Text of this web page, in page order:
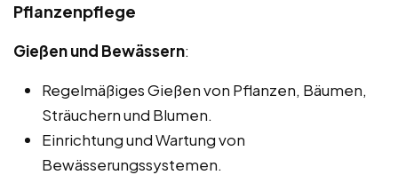
Pflanzenpflege
Gießen und Bewässern:
Regelmäßiges Gießen von Pflanzen, Bäumen,
Sträuchern und Blumen.
Einrichtung und Wartung von
Bewässerungssystemen.